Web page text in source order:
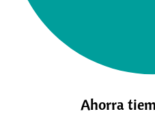
Ahorra